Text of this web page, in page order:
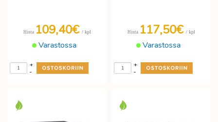
Varastossa
Hinta 109,40€ / kpl
-
+
Varastossa
Hinta 117,50€ / kpl
-
+